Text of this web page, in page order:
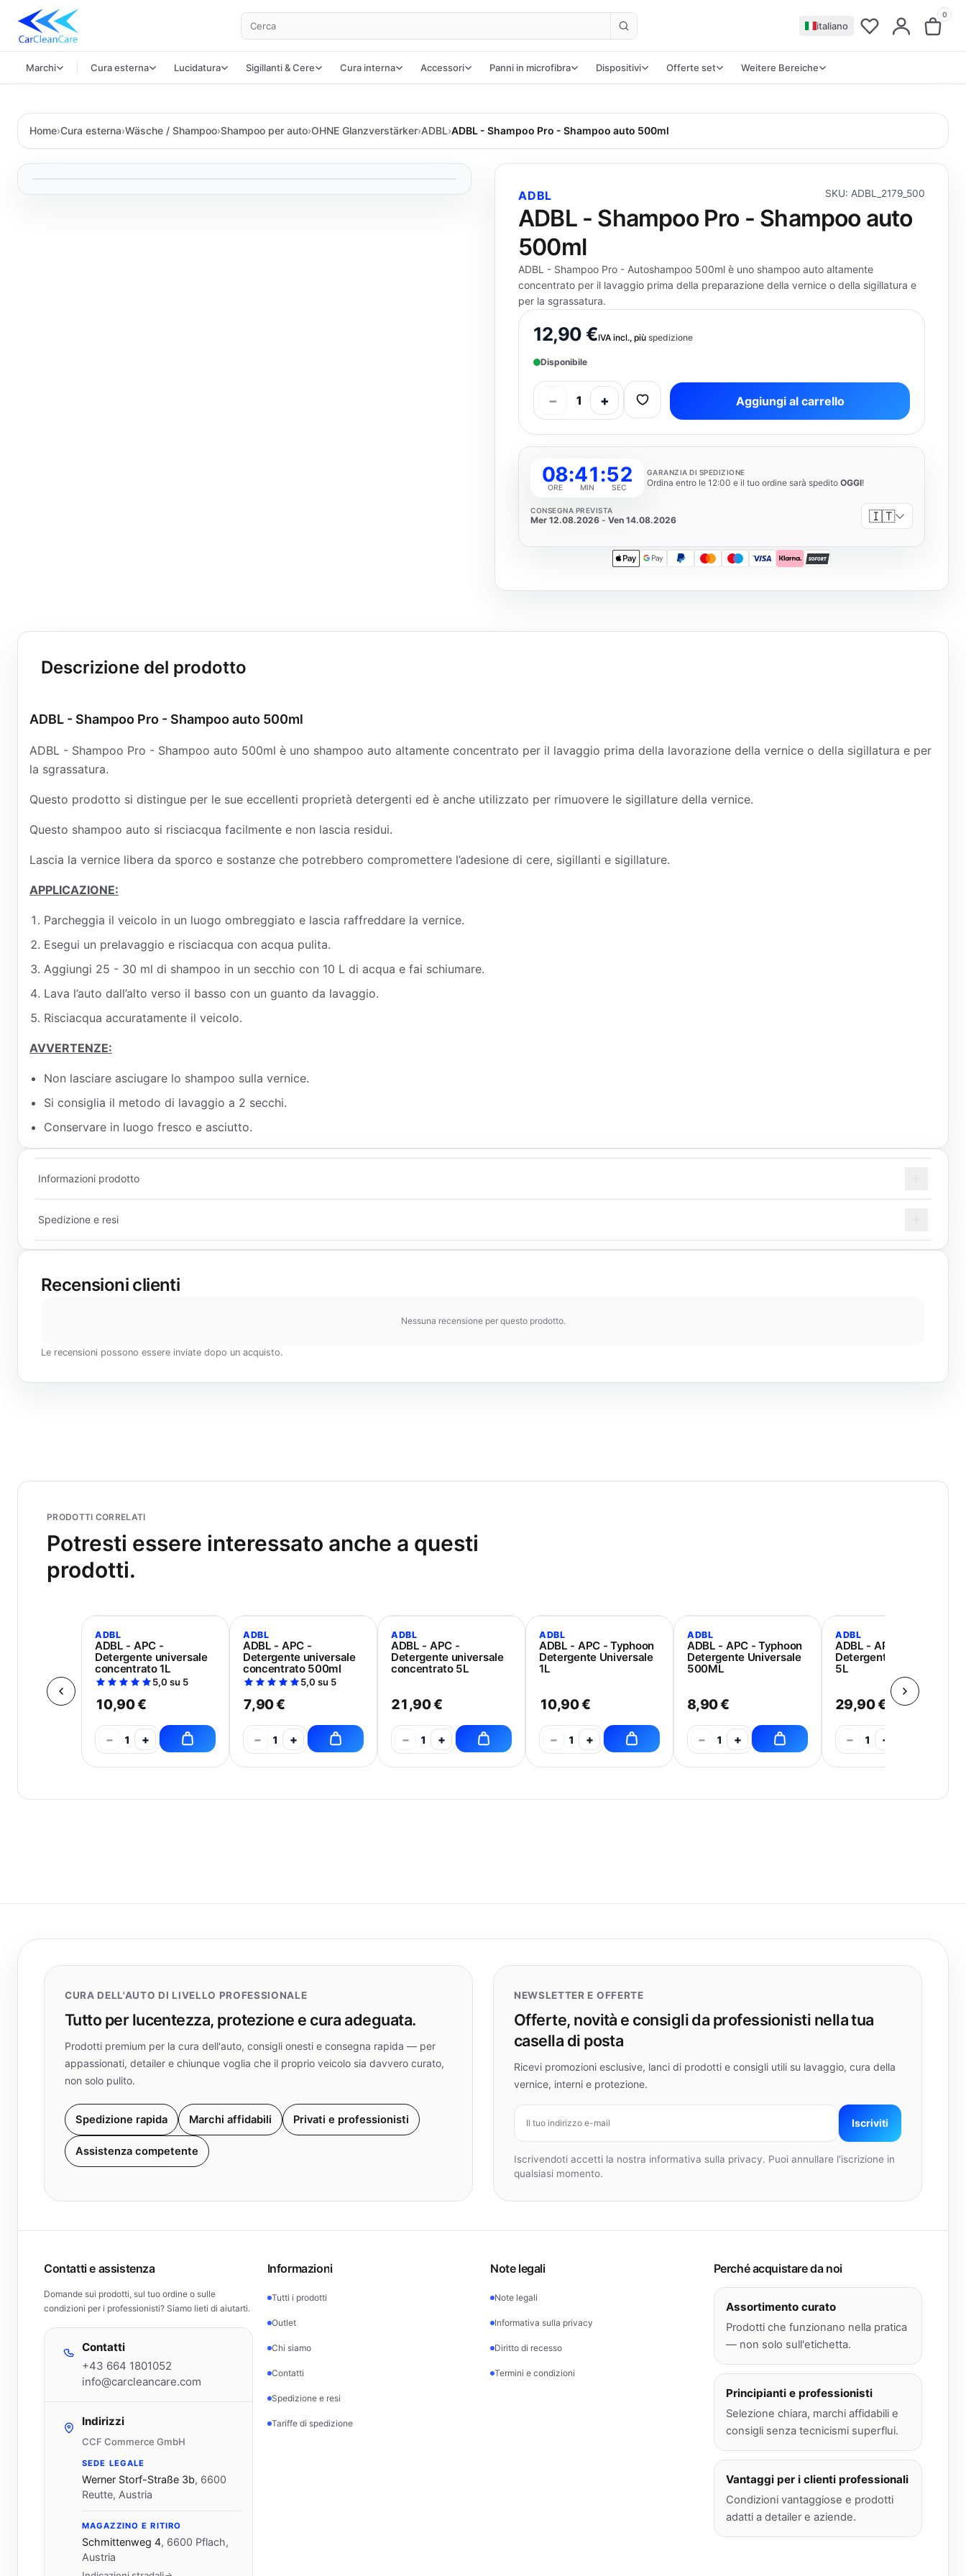
Cerca
italiano
0
Marchi Cura esterna Lucidatura Sigillanti & Cere Cura interna Accessori Panni in microfibra Dispositivi Offerte set Weitere Bereiche
Home›Cura esterna›Wäsche / Shampoo›Shampoo per auto›OHNE Glanzverstärker›ADBL›ADBL - Shampoo Pro - Shampoo auto 500ml
ADBL SKU: ADBL_2179_500
ADBL - Shampoo Pro - Shampoo auto
500ml
ADBL - Shampoo Pro - Autoshampoo 500ml è uno shampoo auto altamente
concentrato per il lavaggio prima della preparazione della vernice o della sigillatura e
per la sgrassatura.
12,90 €IVA incl., più spedizione
Disponibile
− 1 + Aggiungi al carrello
08
ORE
:41
MIN
:51
SEC
GARANZIA DI SPEDIZIONE
Ordina entro le 12:00 e il tuo ordine sarà spedito OGGI!
CONSEGNA PREVISTA
Mer 12.08.2026 - Ven 14.08.2026 🇮🇹
Apple PayGoogle Pay
PayPalMastercardMaestro
Visa KlarnaSOFORT
Descrizione del prodotto
ADBL - Shampoo Pro - Shampoo auto 500ml
ADBL - Shampoo Pro - Shampoo auto 500ml è uno shampoo auto altamente concentrato per il lavaggio prima della lavorazione della vernice o della sigillatura e per
la sgrassatura.
Questo prodotto si distingue per le sue eccellenti proprietà detergenti ed è anche utilizzato per rimuovere le sigillature della vernice.
Questo shampoo auto si risciacqua facilmente e non lascia residui.
Lascia la vernice libera da sporco e sostanze che potrebbero compromettere l’adesione di cere, sigillanti e sigillature.
APPLICAZIONE:
Parcheggia il veicolo in un luogo ombreggiato e lascia raffreddare la vernice.
Esegui un prelavaggio e risciacqua con acqua pulita.
Aggiungi 25 - 30 ml di shampoo in un secchio con 10 L di acqua e fai schiumare.
Lava l’auto dall’alto verso il basso con un guanto da lavaggio.
Risciacqua accuratamente il veicolo.
AVVERTENZE:
Non lasciare asciugare lo shampoo sulla vernice.
Si consiglia il metodo di lavaggio a 2 secchi.
Conservare in luogo fresco e asciutto.
Informazioni prodotto
Spedizione e resi
Recensioni clienti
Nessuna recensione per questo prodotto.
Le recensioni possono essere inviate dopo un acquisto.
PRODOTTI CORRELATI
Potresti essere interessato anche a questi
prodotti.
ADBL
ADBL - APC -
Detergente universale
concentrato 1L
5,0 su 5
10,90 €
− 1 +
ADBL
ADBL - APC -
Detergente universale
concentrato 500ml
5,0 su 5
7,90 €
− 1 +
ADBL
ADBL - APC -
Detergente universale
concentrato 5L
21,90 €
− 1 +
ADBL
ADBL - APC - Typhoon
Detergente Universale
1L
10,90 €
− 1 +
ADBL
ADBL - APC - Typhoon
Detergente Universale
500ML
8,90 €
− 1 +
ADBL
ADBL - APC - Typhoon
Detergente Universale
5L
29,90 €
− 1 +
CURA DELL'AUTO DI LIVELLO PROFESSIONALE
Tutto per lucentezza, protezione e cura adeguata.
Prodotti premium per la cura dell'auto, consigli onesti e consegna rapida — per
appassionati, detailer e chiunque voglia che il proprio veicolo sia davvero curato,
non solo pulito.
Spedizione rapida Marchi affidabili Privati e professionisti
Assistenza competente
NEWSLETTER E OFFERTE
Offerte, novità e consigli da professionisti nella tua
casella di posta
Ricevi promozioni esclusive, lanci di prodotti e consigli utili su lavaggio, cura della
vernice, interni e protezione.
Indirizzo e-mail
Iscriviti
Iscrivendoti accetti la nostra informativa sulla privacy. Puoi annullare l'iscrizione in
qualsiasi momento.
Contatti e assistenza
Domande sui prodotti, sul tuo ordine o sulle
condizioni per i professionisti? Siamo lieti di aiutarti.
Contatti
+43 664 1801052
info@carcleancare.com
Indirizzi
CCF Commerce GmbH
SEDE LEGALE
Werner Storf-Straße 3b, 6600
Reutte, Austria
MAGAZZINO E RITIRO
Schmittenweg 4, 6600 Pflach,
Austria
Informazioni
Tutti i prodotti
Outlet
Chi siamo
Contatti
Spedizione e resi
Tariffe di spedizione
Note legali
Note legali
Informativa sulla privacy
Diritto di recesso
Termini e condizioni
Perché acquistare da noi
Assortimento curato
Prodotti che funzionano nella pratica
— non solo sull'etichetta.
Principianti e professionisti
Selezione chiara, marchi affidabili e
consigli senza tecnicismi superflui.
Vantaggi per i clienti professionali
Condizioni vantaggiose e prodotti
adatti a detailer e aziende.